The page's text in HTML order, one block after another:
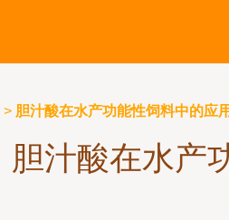
> 胆汁酸在水产功能性饲料中的应
胆汁酸在水产